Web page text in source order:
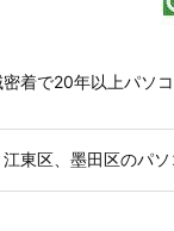
着で20年以上パソ
江東区、墨田区のパ